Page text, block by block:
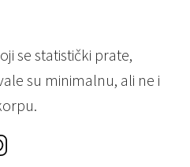
se statistički prate,
su minimalnu, ali ne i